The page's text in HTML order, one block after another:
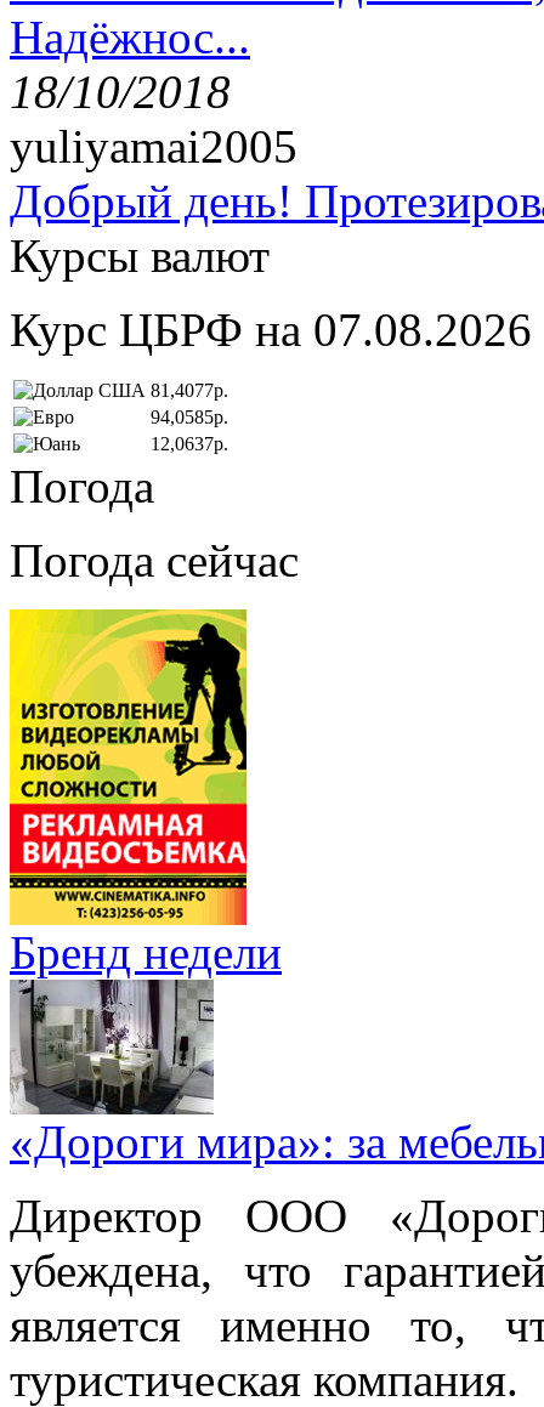
Надёжнос...
18/10/2018
yuliyamai2005
Добрый день!
Курсы валют
Курс ЦБРФ на 07.08.2026
81,4077р.
94,0585р.
12,0637р.
Погода
Погода сейчас
Бренд недели
«Дороги мира»: за
Директор ООО
убеждена, что
является именно то,
туристическая компания.